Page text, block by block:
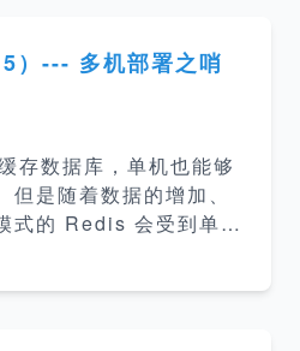
了三种多机模式： 主
式 redis集群模
节点挂掉的问题，但是
这个问题。redis集群中
挂钩的，一共定义了1
据使用一致性哈希分
）--- 多机部署之哨
存数据库，单机也能够
是随着数据的增加、
式的 Redis 会受到单机